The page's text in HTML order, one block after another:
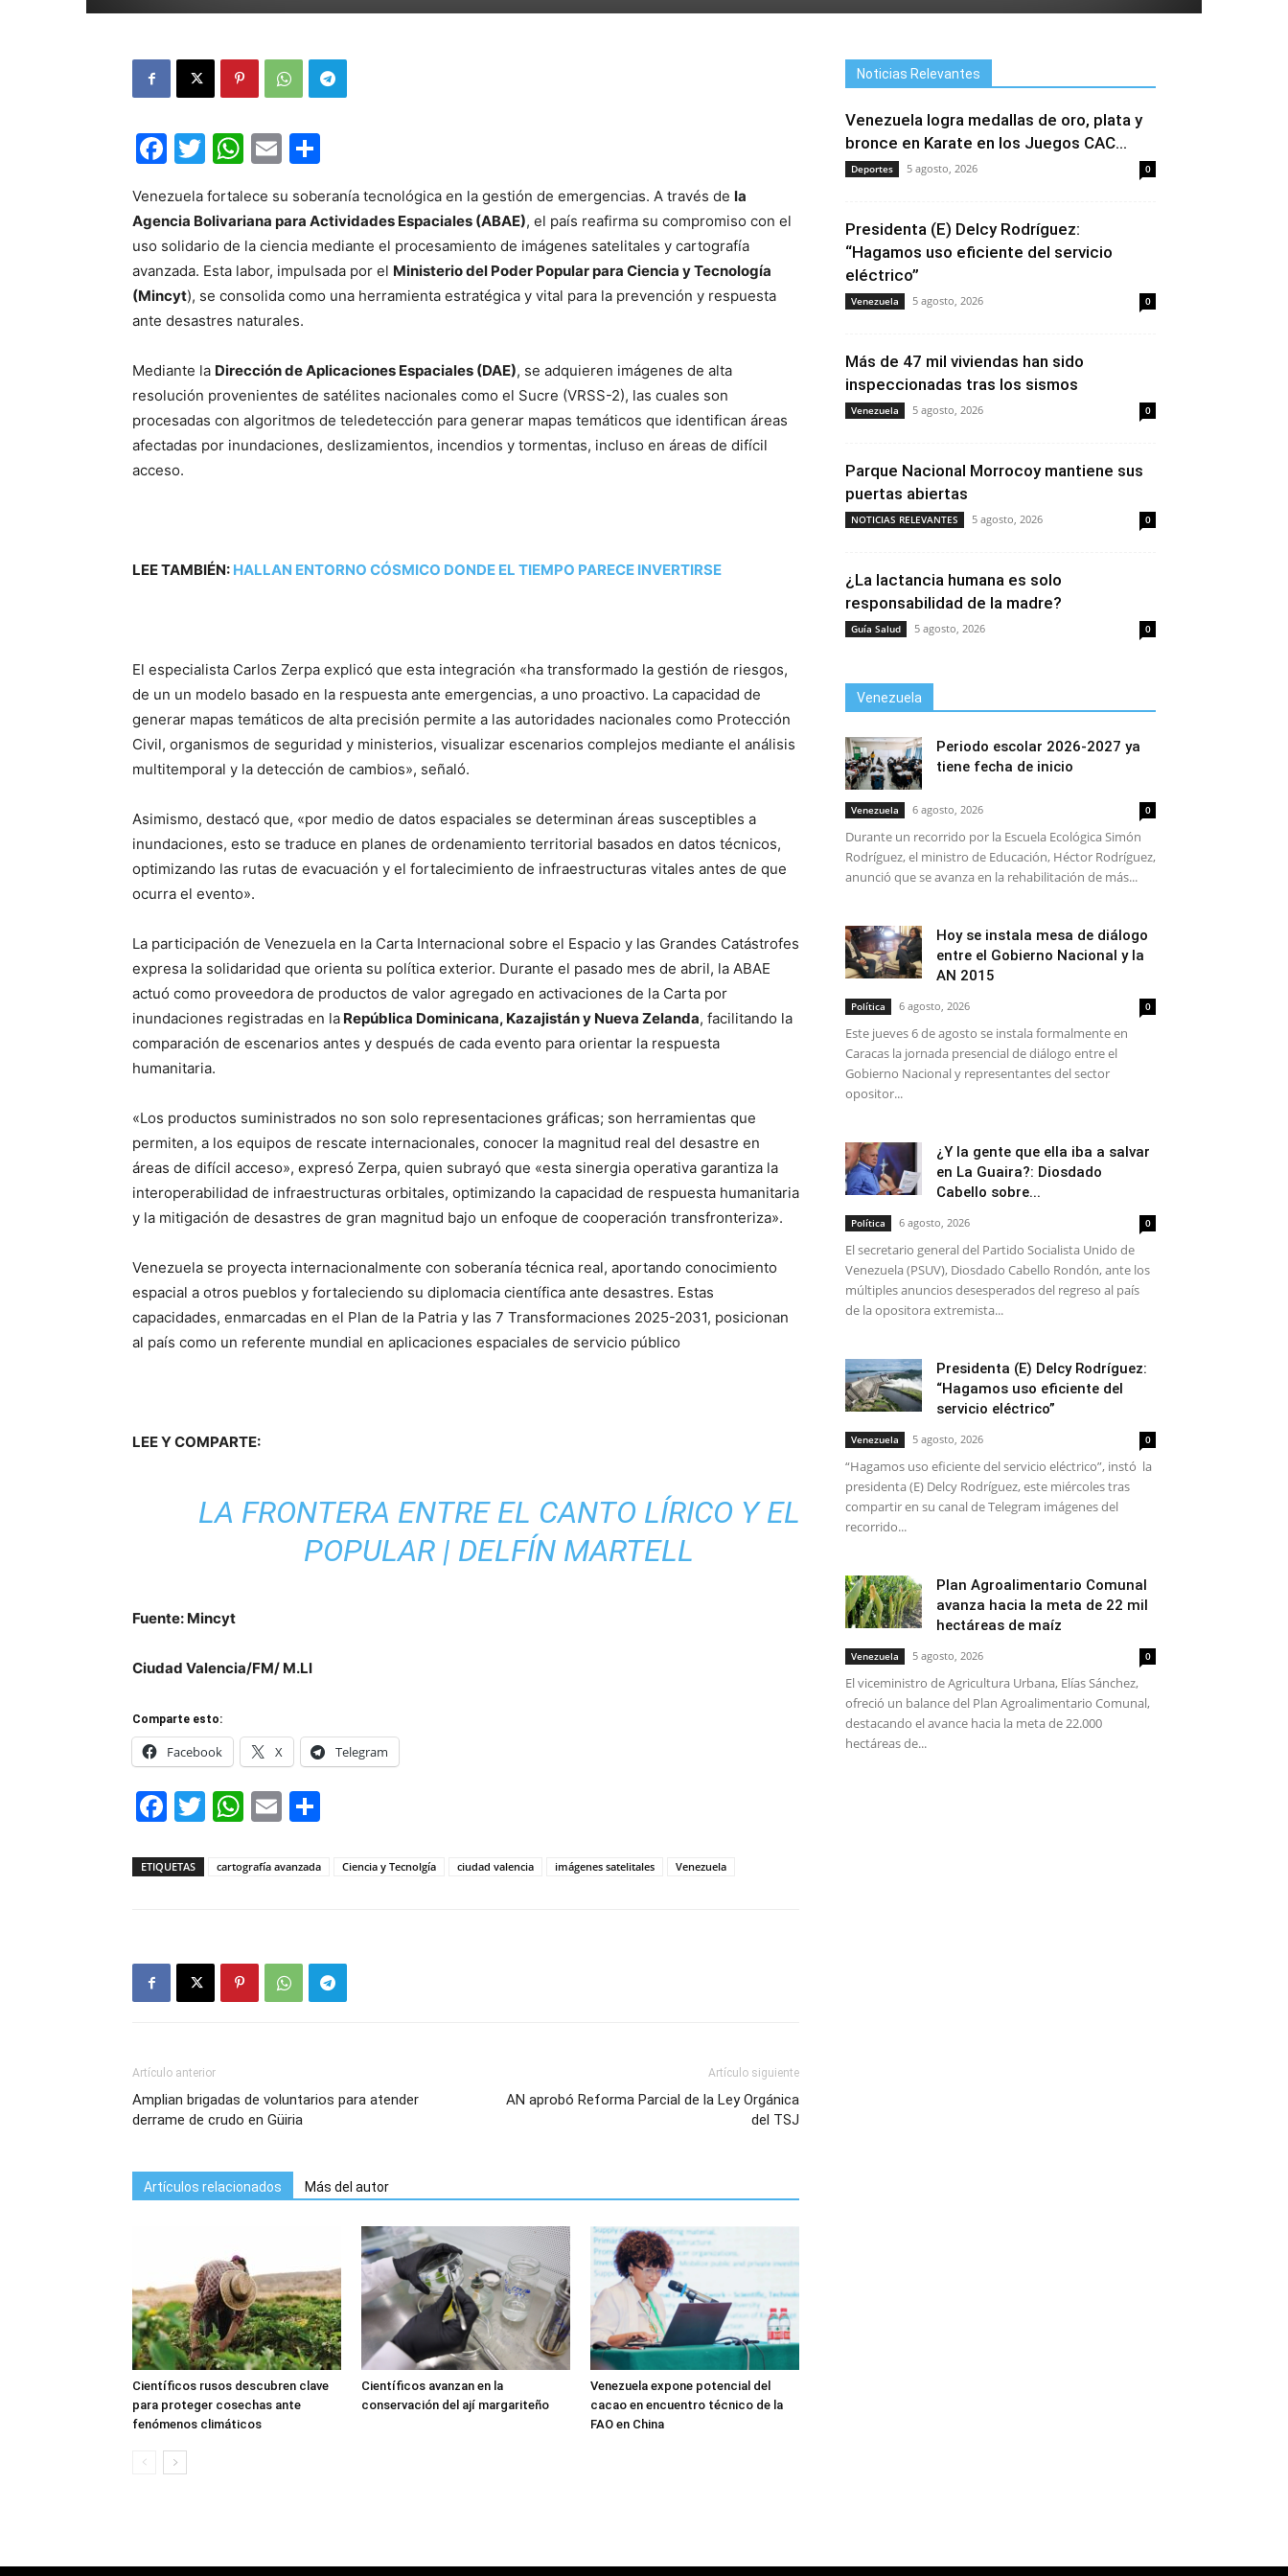
Facebook
Twitter
WhatsApp
Email
Venezuela fortalece su soberanía tecnológica en la gestión de emergencias. A través de la
Agencia Bolivariana para Actividades Espaciales (ABAE), el país reafirma su compromiso con el
uso solidario de la ciencia mediante el procesamiento de imágenes satelitales y cartografía
avanzada. Esta labor, impulsada por el Ministerio del Poder Popular para Ciencia y Tecnología
(Mincyt), se consolida como una herramienta estratégica y vital para la prevención y respuesta
ante desastres naturales.
Mediante la Dirección de Aplicaciones Espaciales (DAE), se adquieren imágenes de alta
resolución provenientes de satélites nacionales como el Sucre (VRSS-2), las cuales son
procesadas con algoritmos de teledetección para generar mapas temáticos que identifican áreas
afectadas por inundaciones, deslizamientos, incendios y tormentas, incluso en áreas de difícil
acceso.
LEE TAMBIÉN: HALLAN ENTORNO CÓSMICO DONDE EL TIEMPO PARECE INVERTIRSE
El especialista Carlos Zerpa explicó que esta integración «ha transformado la gestión de riesgos,
de un un modelo basado en la respuesta ante emergencias, a uno proactivo. La capacidad de
generar mapas temáticos de alta precisión permite a las autoridades nacionales como Protección
Civil, organismos de seguridad y ministerios, visualizar escenarios complejos mediante el análisis
multitemporal y la detección de cambios», señaló.
Asimismo, destacó que, «por medio de datos espaciales se determinan áreas susceptibles a
inundaciones, esto se traduce en planes de ordenamiento territorial basados en datos técnicos,
optimizando las rutas de evacuación y el fortalecimiento de infraestructuras vitales antes de que
ocurra el evento».
La participación de Venezuela en la Carta Internacional sobre el Espacio y las Grandes Catástrofes
expresa la solidaridad que orienta su política exterior. Durante el pasado mes de abril, la ABAE
actuó como proveedora de productos de valor agregado en activaciones de la Carta por
inundaciones registradas en la República Dominicana, Kazajistán y Nueva Zelanda, facilitando la
comparación de escenarios antes y después de cada evento para orientar la respuesta
humanitaria.
«Los productos suministrados no son solo representaciones gráficas; son herramientas que
permiten, a los equipos de rescate internacionales, conocer la magnitud real del desastre en
áreas de difícil acceso», expresó Zerpa, quien subrayó que «esta sinergia operativa garantiza la
interoperabilidad de infraestructuras orbitales, optimizando la capacidad de respuesta humanitaria
y la mitigación de desastres de gran magnitud bajo un enfoque de cooperación transfronteriza».
Venezuela se proyecta internacionalmente con soberanía técnica real, aportando conocimiento
espacial a otros pueblos y fortaleciendo su diplomacia científica ante desastres. Estas
capacidades, enmarcadas en el Plan de la Patria y las 7 Transformaciones 2025-2031, posicionan
al país como un referente mundial en aplicaciones espaciales de servicio público
LEE Y COMPARTE:
LA FRONTERA ENTRE EL CANTO LÍRICO Y EL
POPULAR | DELFÍN MARTELL
Fuente: Mincyt
Ciudad Valencia/FM/ M.Ll
Comparte esto:
Facebook X Telegram
Facebook
Twitter
WhatsApp
Email
ETIQUETAS cartografía avanzada Ciencia y Tecnolgía ciudad valencia imágenes satelitales Venezuela
Artículo anterior
Amplian brigadas de voluntarios para atender
derrame de crudo en Güiria
Artículo siguiente
AN aprobó Reforma Parcial de la Ley Orgánica
del TSJ
Artículos relacionados Más del autor
Científicos rusos descubren clave
para proteger cosechas ante
fenómenos climáticos
Científicos avanzan en la
conservación del ají margariteño
Venezuela expone potencial del
cacao en encuentro técnico de la
FAO en China
Noticias Relevantes
Venezuela logra medallas de oro, plata y
bronce en Karate en los Juegos CAC...
Deportes 5 agosto, 2026 0
Presidenta (E) Delcy Rodríguez:
“Hagamos uso eficiente del servicio
eléctrico”
Venezuela 5 agosto, 2026 0
Más de 47 mil viviendas han sido
inspeccionadas tras los sismos
Venezuela 5 agosto, 2026 0
Parque Nacional Morrocoy mantiene sus
puertas abiertas
NOTICIAS RELEVANTES 5 agosto, 2026 0
¿La lactancia humana es solo
responsabilidad de la madre?
Guía Salud 5 agosto, 2026 0
Venezuela
Periodo escolar 2026-2027 ya
tiene fecha de inicio
Venezuela 6 agosto, 2026 0
Durante un recorrido por la Escuela Ecológica Simón
Rodríguez, el ministro de Educación, Héctor Rodríguez,
anunció que se avanza en la rehabilitación de más...
Hoy se instala mesa de diálogo
entre el Gobierno Nacional y la
AN 2015
Política 6 agosto, 2026 0
Este jueves 6 de agosto se instala formalmente en
Caracas la jornada presencial de diálogo entre el
Gobierno Nacional y representantes del sector
opositor...
¿Y la gente que ella iba a salvar
en La Guaira?: Diosdado
Cabello sobre...
Política 6 agosto, 2026 0
El secretario general del Partido Socialista Unido de
Venezuela (PSUV), Diosdado Cabello Rondón, ante los
múltiples anuncios desesperados del regreso al país
de la opositora extremista...
Presidenta (E) Delcy Rodríguez:
“Hagamos uso eficiente del
servicio eléctrico”
Venezuela 5 agosto, 2026 0
“Hagamos uso eficiente del servicio eléctrico”, instó la
presidenta (E) Delcy Rodríguez, este miércoles tras
compartir en su canal de Telegram imágenes del
recorrido...
Plan Agroalimentario Comunal
avanza hacia la meta de 22 mil
hectáreas de maíz
Venezuela 5 agosto, 2026 0
El viceministro de Agricultura Urbana, Elías Sánchez,
ofreció un balance del Plan Agroalimentario Comunal,
destacando el avance hacia la meta de 22.000
hectáreas de...